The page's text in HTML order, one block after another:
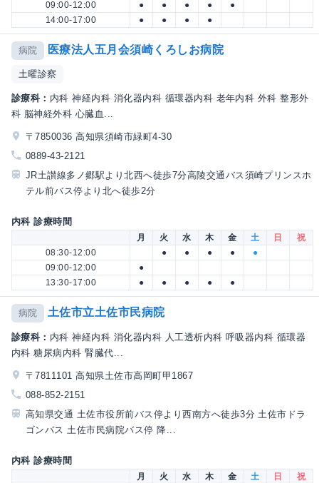
09:00-12:00 ● ● ● ●
●
14:00-17:00
● ● ● ●
病院 医療法人五月会須崎くろしお病院
土曜診察
診療科： 内科 神経内科 消化器内科 循環器内科 老年内科 外科 整形外
科 脳神経外科 心臓血...
〒7850036 高知県須崎市緑町4-30
0889-43-2121
JR土讃線多ノ郷駅より北西へ徒歩7分高陵交通バス須崎プリンスホ
テル前バス停より北へ徒歩2分
内科 診療時間
月 火 水 木 金 土 日
祝
08:30-12:00
● ● ● ●
●
09:00-12:00
●
13:30-17:00
● ● ● ● ●
病院 土佐市立土佐市民病院
診療科： 内科 神経内科 消化器内科 人工透析内科 呼吸器内科 循環器
内科 糖尿病内科 腎臓代...
〒7811101 高知県土佐市高岡町甲1867
088-852-2151
高知県交通 土佐市役所前バス停より西南方へ徒歩3分 土佐市ドラ
ゴンバス 土佐市民病院バス停 降...
内科 診療時間
月 火 水 木 金 土 日
祝